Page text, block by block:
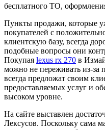
бесплатного ТО,
Пункты продажи, которые
покупателей с
клиентскую базу, всегда
подобные вопросы они
Покупая lexus rx 270 в
можно не переживать из-
всегда предложат своим
предоставляемых услуг и
высоком уровне.
На сайте выставлен
Лексусов. Поскольку сама